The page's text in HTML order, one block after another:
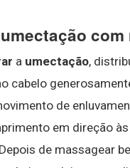
com
a umectação,
cabelo
de
em direção
de massagear